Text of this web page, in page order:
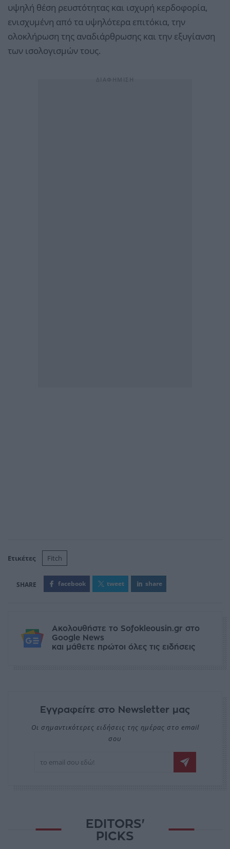
υψηλή θέση ρευστότητας και ισχυρή κερδοφορία,
ενισχυμένη από τα υψηλότερα επιτόκια, την
ολοκλήρωση της αναδιάρθρωσης και την εξυγίανση
των ισολογισμών τους.
Ετικέτες Fitch
facebook tweet share
Ακολουθήστε το Sofokleousin.gr στο
Google News
και μάθετε πρώτοι όλες τις ειδήσεις
Εγγραφείτε στο Newsletter μας
Οι σημαντικότερες ειδήσεις της ημέρας στο email
σου
EDITORS'
PICKS